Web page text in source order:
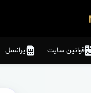
قوانین سایت ایرانسل